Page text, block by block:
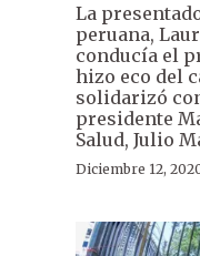
La
peruana,
conducía el
hizo eco del
solidarizó
presidente
Salud, Julio
Diciembre 12,